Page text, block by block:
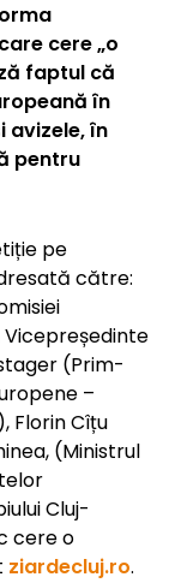
cere „o
faptul că
în
avizele, în
pentru
pe
către:
Vicepreședinte
(Prim-
–
Florin Cîțu
(Ministrul
Cluj-
cere o
ziardecluj.ro.